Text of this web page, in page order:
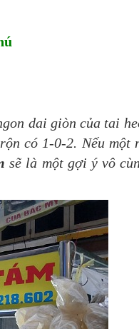
dai giòn của tai
có 1-0-2. Nếu một
sẽ là một gợi ý vô